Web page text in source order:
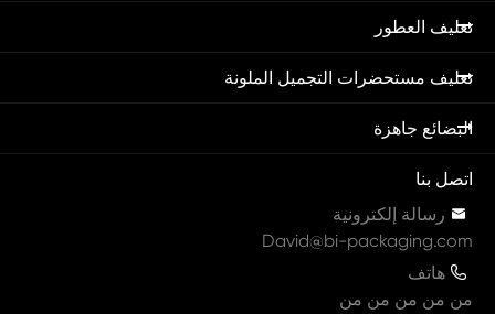
تغليف العطور
تغليف مستحضرات التجميل الملونة
البضائع جاهزة
اتصل بنا
 رسالة إلكترونية
David@bi-packaging.com
 هاتف
من من من من من